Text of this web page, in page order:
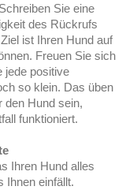
Sie eine
des Rückrufs
ist Ihren Hund auf
Freuen Sie sich
jede positive
so klein. Das üben
den Hund sein,
funktioniert.
Ihren Hund alles
Ihnen einfällt.